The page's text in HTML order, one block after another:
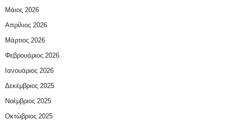
Μάιος 2026
Απρίλιος 2026
Μάρτιος 2026
Φεβρουάριος 2026
Ιανουάριος 2026
Δεκέμβριος 2025
Νοέμβριος 2025
Οκτώβριος 2025